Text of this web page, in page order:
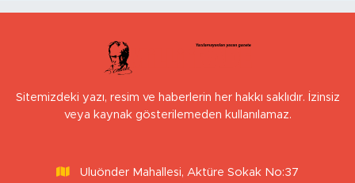
Sitemizdeki yazı, resim ve haberlerin her hakkı saklıdır. İzinsiz
veya kaynak gösterilemeden kullanılamaz.
Uluönder Mahallesi, Aktüre Sokak No:37